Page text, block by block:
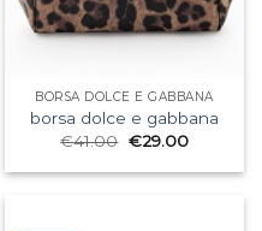
BORSA DOLCE E GABBANA
borsa dolce e gabbana
€41.00 €29.00